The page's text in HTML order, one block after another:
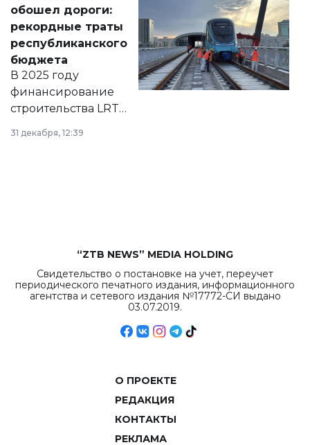
появился в базе
нормативных
правовых актов и
на сайте маслихат
города.
обошел дороги:
рекордные траты
республиканского
бюджета
В 2025 году
финансирование
строительства LRT
в Астане из
республиканского
31 декабря, 12:39
“ZTB NEWS” MEDIA HOLDING
Свидетельство о постановке на учет, переучет
периодического печатного издания, информационного
агентства и сетевого издания №17772-СИ выдано
03.07.2019.
О ПРОЕКТЕ
РЕДАКЦИЯ
КОНТАКТЫ
РЕКЛАМА